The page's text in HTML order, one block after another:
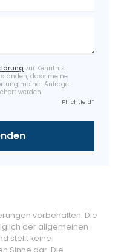
zur Kenntnis
dass meine
meiner Anfrage
werden.
Pflichtfeld*
vorbehalten. Die
der allgemeinen
stellt keine